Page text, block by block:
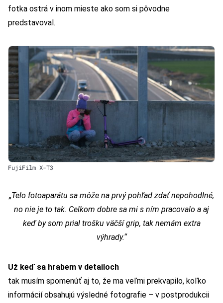
fotka ostrá v inom mieste ako som si pôvodne
predstavoval.
FujiFilm X-T3
„Telo fotoaparátu sa môže na prvý pohľad zdať nepohodlné,
no nie je to tak. Celkom dobre sa mi s ním pracovalo a aj
keď by som prial trošku väčší grip, tak nemám extra
výhrady.“
Už keď sa hrabem v detailoch
tak musím spomenúť aj to, že ma veľmi prekvapilo, koľko
informácií obsahujú výsledné fotografie – v postprodukcii